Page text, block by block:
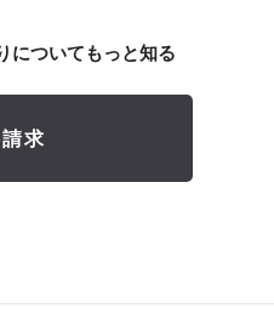
についてもっと知る
求